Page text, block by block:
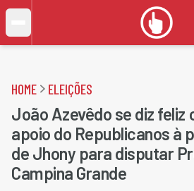
HOME ELEIÇÕES
João Azevêdo se diz feliz
apoio do Republicanos à
de Jhony para disputar
Campina Grande